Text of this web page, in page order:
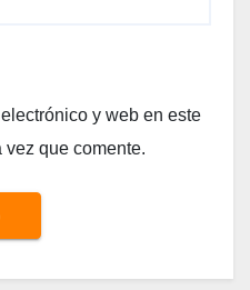
y web en este
que comente.